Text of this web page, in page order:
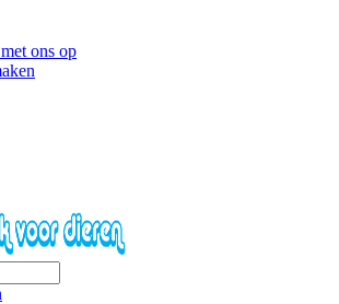
ons op